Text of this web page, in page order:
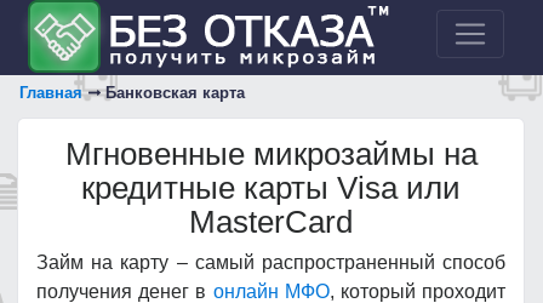
Главная Банковская карта
Мгновенные микрозаймы на
кредитные карты Visa или
MasterCard
Займ на карту – самый распространенный способ
получения денег в онлайн МФО, который проходит